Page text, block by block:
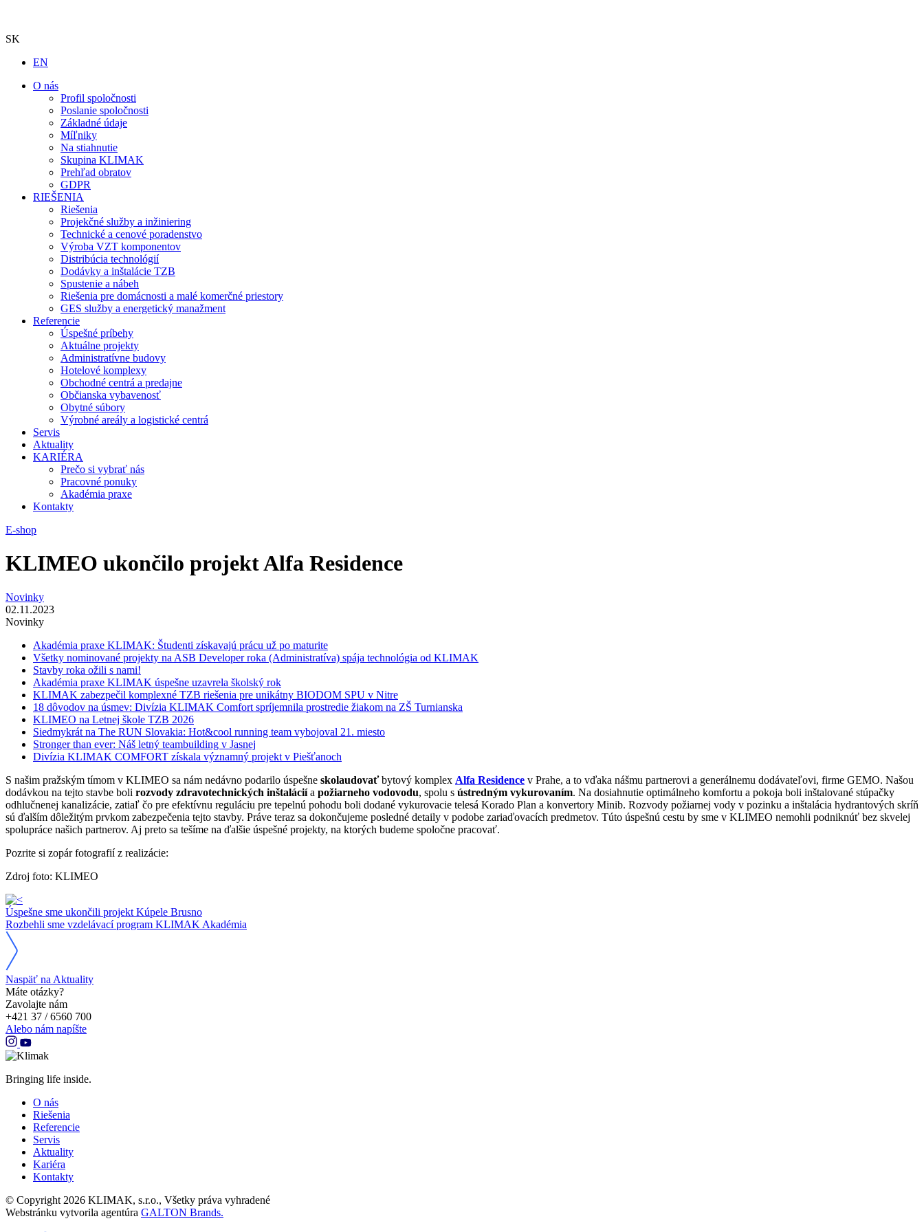
SK
EN
O nás
Profil spoločnosti
Poslanie spoločnosti
Základné údaje
Míľniky
Na stiahnutie
Skupina KLIMAK
Prehľad obratov
GDPR
RIEŠENIA
Riešenia
Projekčné služby a inžiniering
Technické a cenové poradenstvo
Výroba VZT komponentov
Distribúcia technológií
Dodávky a inštalácie TZB
Spustenie a nábeh
Riešenia pre domácnosti a malé komerčné priestory
GES služby a energetický manažment
Referencie
Úspešné príbehy
Aktuálne projekty
Administratívne budovy
Hotelové komplexy
Obchodné centrá a predajne
Občianska vybavenosť
Obytné súbory
Výrobné areály a logistické centrá
Servis
Aktuality
KARIÉRA
Prečo si vybrať nás
Pracovné ponuky
Akadémia praxe
Kontakty
E-shop
KLIMEO ukončilo projekt Alfa Residence
Novinky
02.11.2023
Novinky
Akadémia praxe KLIMAK: Študenti získavajú prácu už po maturite
Všetky nominované projekty na ASB Developer roka (Administratíva) spája technológia od KLIMAK
Stavby roka ožili s nami!
Akadémia praxe KLIMAK úspešne uzavrela školský rok
KLIMAK zabezpečil komplexné TZB riešenia pre unikátny BIODOM SPU v Nitre
18 dôvodov na úsmev: Divízia KLIMAK Comfort spríjemnila prostredie žiakom na ZŠ Turnianska
KLIMEO na Letnej škole TZB 2026
Siedmykrát na The RUN Slovakia: Hot&cool running team vybojoval 21. miesto
Stronger than ever: Náš letný teambuilding v Jasnej
Divízia KLIMAK COMFORT získala významný projekt v Piešťanoch
S našim pražským tímom v KLIMEO sa nám nedávno podarilo úspešne skolaudovaťbytový komplex Alfa Residence v Prahe, a to vďaka nášmu partnerovi a generálnemu dodávateľovi, firme GEMO. Našou
dodávkou na tejto stavbe boli rozvody zdravotechnických inštaláciía požiarneho vodovodu, spolu s ústredným vykurovaním. Na dosiahnutie optimálneho komfortu a pokoja boli inštalované stúpačky
odhlučnenej kanalizácie, zatiaľ čo pre efektívnu reguláciu pre tepelnú pohodu boli dodané vykurovacie telesá Korado Plan a konvertory Minib. Rozvody požiarnej vody v pozinku a inštalácia hydrantových skríň
sú ďalším dôležitým prvkom zabezpečenia tejto stavby. Práve teraz sa dokončujeme posledné detaily v podobe zariaďovacích predmetov. Túto úspešnú cestu by sme v KLIMEO nemohli podniknúť bez skvelej
spolupráce našich partnerov. Aj preto sa tešíme na ďalšie úspešné projekty, na ktorých budeme spoločne pracovať.
Pozrite si zopár fotografií z realizácie:
Zdroj foto: KLIMEO
Úspešne sme ukončili projekt Kúpele Brusno
Rozbehli sme vzdelávací program KLIMAK Akadémia
Naspäť na Aktuality
Máte otázky?
Zavolajte nám
+421 37 / 6560 700
Alebo nám napíšte
Bringing life inside.
O nás
Riešenia
Referencie
Servis
Aktuality
Kariéra
Kontakty
© Copyright 2026 KLIMAK, s.r.o., Všetky práva vyhradené
Webstránku vytvorila agentúra GALTON Brands.